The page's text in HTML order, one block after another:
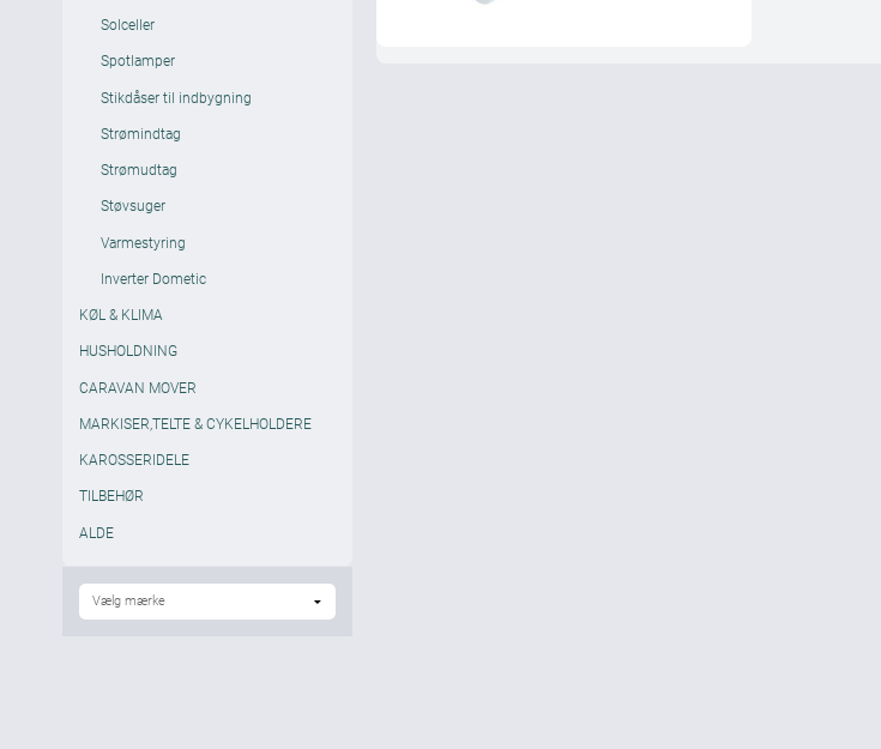
Solceller
Spotlamper
Stikdåser til indbygning
Strømindtag
Strømudtag
Støvsuger
Varmestyring
Inverter Dometic
KØL & KLIMA
HUSHOLDNING
CARAVAN MOVER
MARKISER,TELTE & CYKELHOLDERE
KAROSSERIDELE
TILBEHØR
ALDE